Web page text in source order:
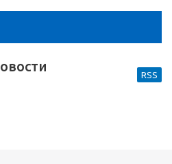
Новости
RSS